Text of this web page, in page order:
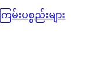
ပစ္စည်းများ